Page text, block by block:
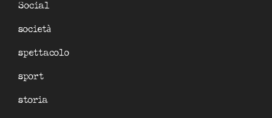
Social
società
spettacolo
sport
storia